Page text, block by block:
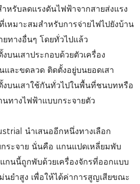
หรับลดแรงดันไฟฟ้าจากสายส่งแรง
เหมาะสมสำหรับการจ่ายไฟไปยังบ้าน
ยทางอื่นๆ โดยทั่วไปแล้ว
บนเสาประกอบด้วยตัวเครื่อง
ละขดลวด ติดตั้งอยู่บนยอดเสา
บนเสาใช้กันทั่วไปในพื้นที่ชนบทหรือ
ทางไฟฟ้าแบบกระจายตัว
นำเสนออีกหนึ่งทางเลือก
ระจาย นั่นคือ แกนแปดเหลี่ยมพับ
กนนี้ถูกพับด้วยเครื่องจักรที่ออกแบบ
นยำสูง เพื่อให้ได้ค่าการสูญเสียขณะ